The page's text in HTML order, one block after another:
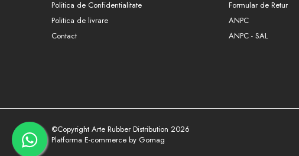
Politica de Confidentialitate
Politica de livrare
Contact
Formular de Retur
ANPC
ANPC - SAL
©Copyright Arte Rubber Distribution 2026
Platforma E-commerce by Gomag